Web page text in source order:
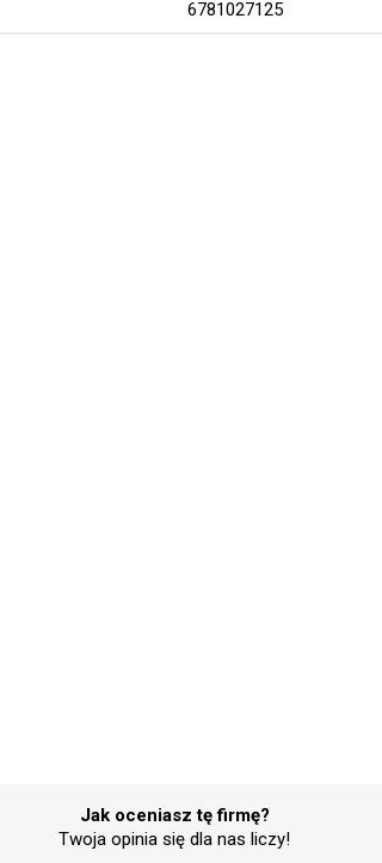
6781027125
Jak oceniasz tę firmę?
Twoja opinia się dla nas liczy!